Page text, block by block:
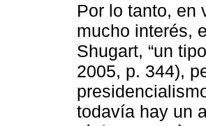
Por lo tanto, en
mucho interés,
Shugart, “un
2005, p. 344),
todavía hay un